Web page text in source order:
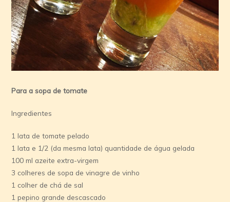
Para a sopa de tomate
Ingredientes
1 lata de tomate pelado
1 lata e 1/2 (da mesma lata) quantidade de água gelada
100 ml azeite extra-virgem
3 colheres de sopa de vinagre de vinho
1 colher de chá de sal
1 pepino grande descascado